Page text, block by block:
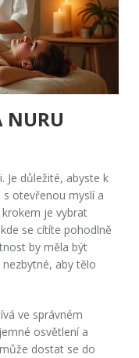
NURU
Je důležité, abyste k
otevřenou myslí a
je vybrat
se cítíte pohodlně
by měla být
nezbytné, aby tělo
ve správném
osvětlení a
dostat se do